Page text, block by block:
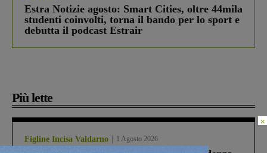
Estra Notizie agosto: Smart Cities, oltre 44mila
studenti coinvolti, torna il bando per lo sport e
debutta il podcast Estrair
Più lette
Figline Incisa Valdarno 1 Agosto 2026
×